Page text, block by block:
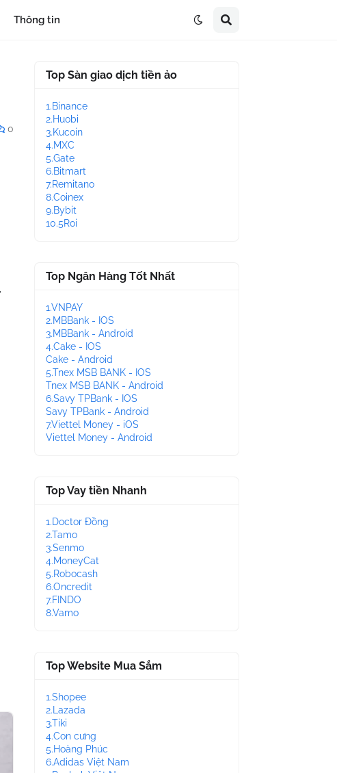
Thông tin
0
Top Sàn giao dịch tiền ảo
1.Binance
2.Huobi
3.Kucoin
4.MXC
5.Gate
6.Bitmart
7.Remitano
8.Coinex
9.Bybit
10.5Roi
Top Ngân Hàng Tốt Nhất
1.VNPAY
2.MBBank - IOS
3.MBBank - Android
4.Cake - IOS
Cake - Android
5.Tnex MSB BANK - IOS
Tnex MSB BANK - Android
6.Savy TPBank - IOS
Savy TPBank - Android
7.Viettel Money - iOS
Viettel Money - Android
Top Vay tiền Nhanh
1.Doctor Đồng
2.Tamo
3.Senmo
4.MoneyCat
5.Robocash
6.Oncredit
7.FINDO
8.Vamo
Top Website Mua Sắm
1.Shopee
2.Lazada
3.Tiki
4.Con cưng
5.Hoàng Phúc
6.Adidas Việt Nam